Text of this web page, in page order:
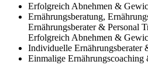
Erfolgreich Abnehmen &
Ernährungsberatung,
Ernährungsberater & Personal
Erfolgreich Abnehmen &
Individuelle Ernährungsberater
Einmalige Ernährungscoaching